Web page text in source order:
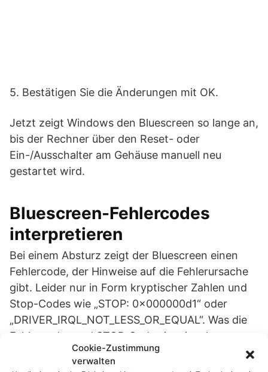
5. Bestätigen Sie die Änderungen mit OK.
Jetzt zeigt Windows den Bluescreen so lange an,
bis der Rechner über den Reset- oder
Ein-/Ausschalter am Gehäuse manuell neu
gestartet wird.
Bluescreen-Fehlercodes
interpretieren
Bei einem Absturz zeigt der Bluescreen einen
Fehlercode, der Hinweise auf die Fehlerursache
gibt. Leider nur in Form kryptischer Zahlen und
Stop-Codes wie „STOP: 0x000000d1“ oder
„DRIVER_IRQL_NOT_LESS_OR_EQUAL“. Was die
Fehlercodes und STOP-Codes im einzelnen
bedeuten, wird ausführlich auf der folgenden
Webseite erläutert:
Cookie-Zustimmung
verwalten